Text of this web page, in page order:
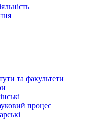
та факультети
процес